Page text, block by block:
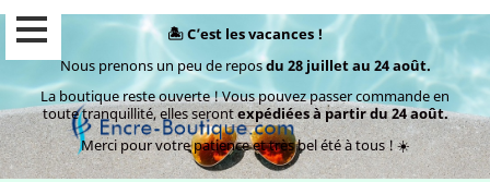
🏝️ C’est les vacances !
Nous prenons un peu de reposdu 28 juillet au 24 août.
La boutique reste ouverte ! Vous pouvez passer commande en
toute tranquillité, elles serontexpédiées à partir du 24 août.
Merci pour votre patience et très bel été à tous ! ☀️